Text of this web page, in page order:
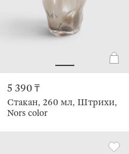
5 390 ₸
Стакан, 260 мл, Штрихи,
Nors color